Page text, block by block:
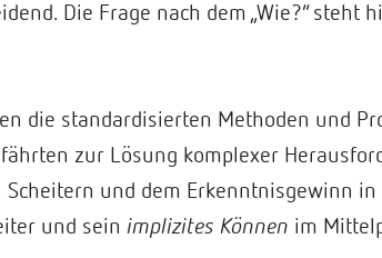
Die Frage nach dem „Wie?“ steht
die standardisierten Methoden und
zur Lösung komplexer
Scheitern und dem Erkenntnisgewinn
und sein implizites Können im